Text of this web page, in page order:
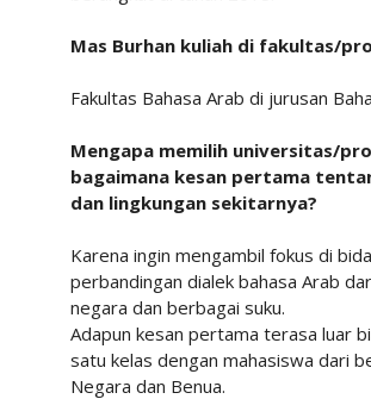
Mas Burhan kuliah di fakultas/
Fakultas Bahasa Arab di jurusan
Mengapa memilih universitas/
bagaimana kesan pertama
dan lingkungan sekitarnya?
Karena ingin mengambil fokus di
perbandingan dialek bahasa Arab
negara dan berbagai suku.
Adapun kesan pertama terasa luar
satu kelas dengan mahasiswa dari
Negara dan Benua.